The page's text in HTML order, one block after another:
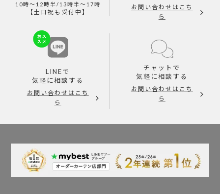
10時～12時半/13時半～17時
【土日祝も受付中】
お問い合わせはこち
ら
LINEで
気軽に相談する
お問い合わせはこち
ら
チャットで
気軽に相談する
お問い合わせはこち
ら